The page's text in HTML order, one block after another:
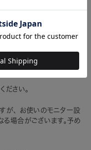
ださい。
が、 お使いのモニター設
場合がございます。予め